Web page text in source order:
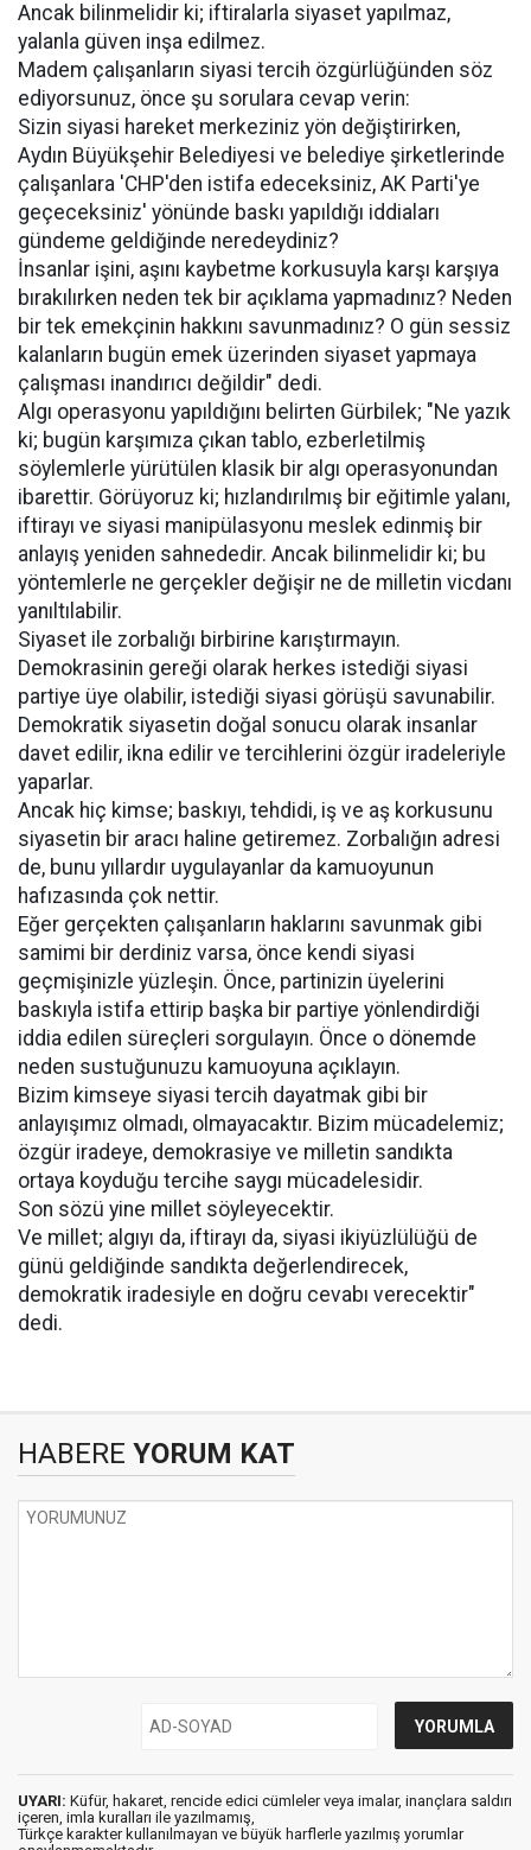
Ancak bilinmelidir ki; iftiralarla siyaset yapılmaz,
yalanla güven inşa edilmez.
Madem çalışanların siyasi tercih özgürlüğünden söz
ediyorsunuz, önce şu sorulara cevap verin:
Sizin siyasi hareket merkeziniz yön değiştirirken,
Aydın Büyükşehir Belediyesi ve belediye şirketlerinde
çalışanlara 'CHP'den istifa edeceksiniz, AK Parti'ye
geçeceksiniz' yönünde baskı yapıldığı iddiaları
gündeme geldiğinde neredeydiniz?
İnsanlar işini, aşını kaybetme korkusuyla karşı karşıya
bırakılırken neden tek bir açıklama yapmadınız? Neden
bir tek emekçinin hakkını savunmadınız? O gün sessiz
kalanların bugün emek üzerinden siyaset yapmaya
çalışması inandırıcı değildir" dedi.
Algı operasyonu yapıldığını belirten Gürbilek; "Ne yazık
ki; bugün karşımıza çıkan tablo, ezberletilmiş
söylemlerle yürütülen klasik bir algı operasyonundan
ibarettir. Görüyoruz ki; hızlandırılmış bir eğitimle yalanı,
iftirayı ve siyasi manipülasyonu meslek edinmiş bir
anlayış yeniden sahnededir. Ancak bilinmelidir ki; bu
yöntemlerle ne gerçekler değişir ne de milletin vicdanı
yanıltılabilir.
Siyaset ile zorbalığı birbirine karıştırmayın.
Demokrasinin gereği olarak herkes istediği siyasi
partiye üye olabilir, istediği siyasi görüşü savunabilir.
Demokratik siyasetin doğal sonucu olarak insanlar
davet edilir, ikna edilir ve tercihlerini özgür iradeleriyle
yaparlar.
Ancak hiç kimse; baskıyı, tehdidi, iş ve aş korkusunu
siyasetin bir aracı haline getiremez. Zorbalığın adresi
de, bunu yıllardır uygulayanlar da kamuoyunun
hafızasında çok nettir.
Eğer gerçekten çalışanların haklarını savunmak gibi
samimi bir derdiniz varsa, önce kendi siyasi
geçmişinizle yüzleşin. Önce, partinizin üyelerini
baskıyla istifa ettirip başka bir partiye yönlendirdiği
iddia edilen süreçleri sorgulayın. Önce o dönemde
neden sustuğunuzu kamuoyuna açıklayın.
Bizim kimseye siyasi tercih dayatmak gibi bir
anlayışımız olmadı, olmayacaktır. Bizim mücadelemiz;
özgür iradeye, demokrasiye ve milletin sandıkta
ortaya koyduğu tercihe saygı mücadelesidir.
Son sözü yine millet söyleyecektir.
Ve millet; algıyı da, iftirayı da, siyasi ikiyüzlülüğü de
günü geldiğinde sandıkta değerlendirecek,
demokratik iradesiyle en doğru cevabı verecektir"
dedi.
HABERE YORUM KAT
UYARI: Küfür, hakaret, rencide edici cümleler veya imalar, inançlara saldırı
içeren, imla kuralları ile yazılmamış,
Türkçe karakter kullanılmayan ve büyük harflerle yazılmış yorumlar